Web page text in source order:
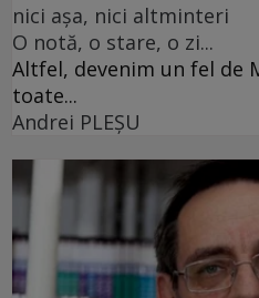
nici așa, nici altminteri
O notă, o stare, o zi...
Altfel, devenim un fel de
toate...
Andrei PLEŞU